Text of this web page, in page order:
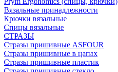
Вязальные принадлежности
Крючки вязальные
Спицы вязальные
СТРАЗЫ
Стразы пришивные ASFOUR
Стразы пришивные в цапах
Стразы пришивные пластик